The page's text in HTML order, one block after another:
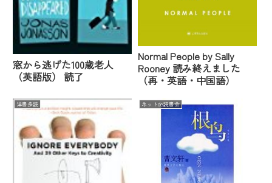
窓から逃げた100歳老人
（英語版） 読了
Normal People by Sally
Rooney 読み終えました
（再・英語・中国語）
洋書多読 ネットde読書会